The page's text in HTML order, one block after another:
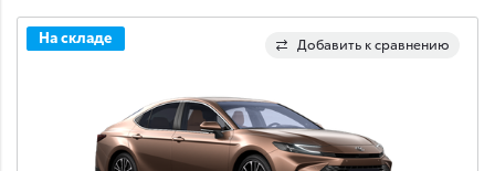
Добавить к сравнению
На складе